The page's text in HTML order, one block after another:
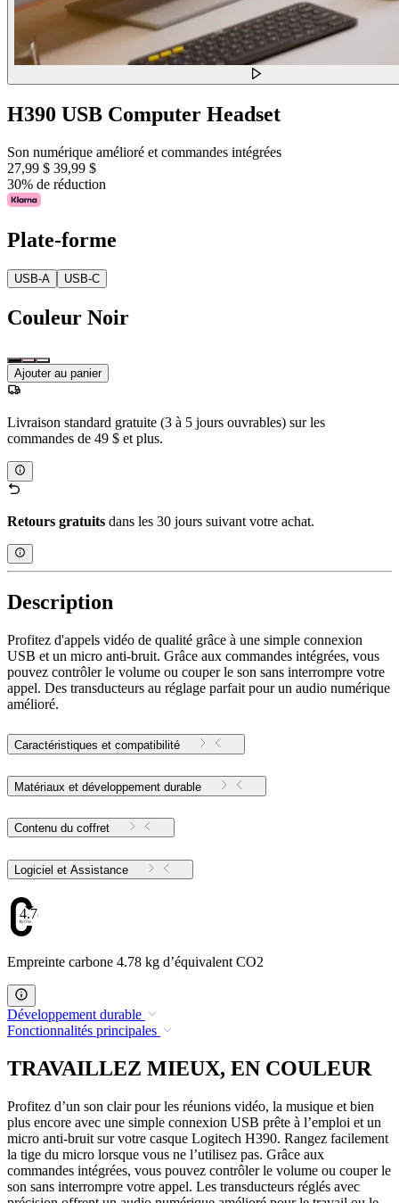
H390 USB Computer Headset
Son numérique amélioré et commandes intégrées
27,99 $ 39,99 $
30% de réduction
Plate-forme
USB-A USB-C
Couleur Noir
Ajouter au panier
Livraison standard gratuite (3 à 5 jours ouvrables) sur les
commandes de 49 $ et plus.
Retours gratuits dans les 30 jours suivant votre achat.
Description
Profitez d'appels vidéo de qualité grâce à une simple connexion
USB et un micro anti-bruit. Grâce aux commandes intégrées, vous
pouvez contrôler le volume ou couper le son sans interrompre votre
appel. Des transducteurs au réglage parfait pour un audio numérique
amélioré.
Caractéristiques et compatibilité
Matériaux et développement durable
Contenu du coffret
Logiciel et Assistance
4.78
Empreinte carbone 4.78 kg d’équivalent CO2
Développement durable
Fonctionnalités principales
TRAVAILLEZ MIEUX, EN COULEUR
Profitez d’un son clair pour les réunions vidéo, la musique et bien
plus encore avec une simple connexion USB prête à l’emploi et un
micro anti-bruit sur votre casque Logitech H390. Rangez facilement
la tige du micro lorsque vous ne l’utilisez pas. Grâce aux
commandes intégrées, vous pouvez contrôler le volume ou couper le
son sans interrompre votre appel. Les transducteurs réglés avec